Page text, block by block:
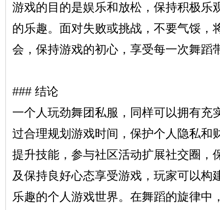
游戏的目的是娱乐和放松，保持积极乐
的乐趣。面对失败或挑战，不要气馁，
会，保持游戏的初心，享受每一次舞蹈
### 结论
一个人玩劲舞团私服，同样可以拥有充
过合理规划游戏时间，保护个人隐私和
提升技能，参与社区活动扩展社交圈，
及保持良好心态享受游戏，玩家可以构
乐趣的个人游戏世界。在舞蹈的旋律中